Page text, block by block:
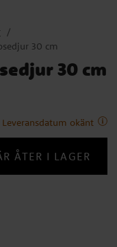
30 cm
30 cm
Leveransdatum okänt
ÅTER I LAGER